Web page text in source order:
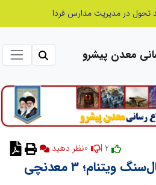
معدن پیشرو
نظر دهید
حادثه گاز در معدن زغال‌سنگ ویتنام؛ ۳ معدنچی